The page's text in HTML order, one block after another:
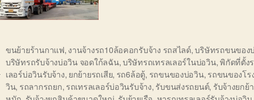
ขนย้ายร้านกาแฟ, งานจ้างรถ10ล้อคอกรับจ้าง รถสไลด์,บริษัทรถขนของ
บริษัทรถรับจ้างบ่อวิน จอดใก้ลฉัน,บริษัทรถเทรลเลอร์ในบ่อวิน,พิกัดที่ตั้ง
เลอร์บ่อวินรับจ้าง, ยกย้ายรถเสีย, รถ6ล้อตู้, รถขนของบ่อวิน, รถขนของโร
วิน, รถลากรถยก, รถเทรลเลอร์บ่อวินรับจ้าง, รับขนส่งรถยนต์, รับจ้างยกย้